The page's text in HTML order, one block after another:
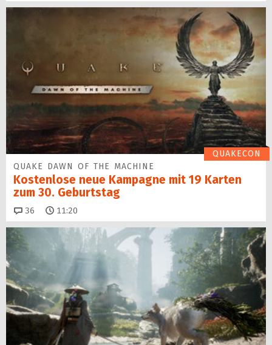
QUAKECON
QUAKE DAWN OF THE MACHINE
Kostenlose neue Kampagne mit 19 Karten
zum 30. Geburtstag
36 Kommentare
11:20